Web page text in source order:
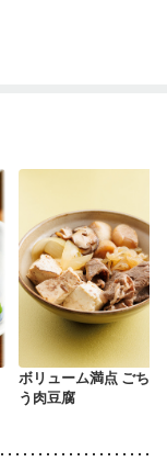
ボリューム満点 ごちそ
う肉豆腐